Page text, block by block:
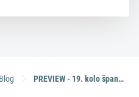
Blog PREVIEW - 19. kolo španělské La Ligy